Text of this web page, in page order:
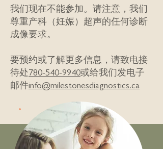
我们现在不能参加。请注意，我们
尊重产科（妊娠）超声的任何诊断
成像要求。
要预约或了解更多信息，请致电接
待处780-540-9940或给我们发电子
邮件info@milestonesdiagnostics.ca